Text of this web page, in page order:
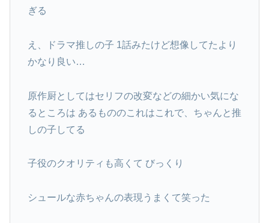
ぎる
え、ドラマ推しの子 1話みたけど想像してたより
かなり良い…
原作厨としてはセリフの改変などの細かい気にな
るところは あるもののこれはこれで、ちゃんと推
しの子してる
子役のクオリティも高くて びっくり
シュールな赤ちゃんの表現うまくて笑った